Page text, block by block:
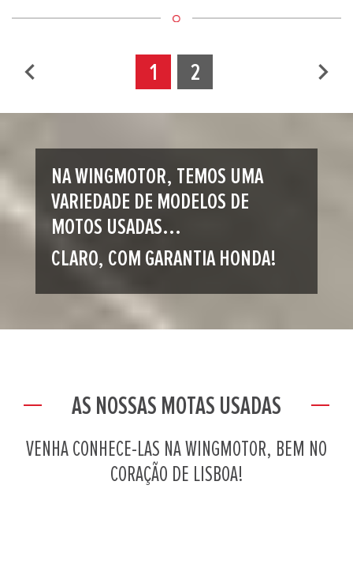
navigate_before navigate_next
1 2
NA WINGMOTOR, TEMOS UMA
VARIEDADE DE MODELOS DE
MOTOS USADAS...
CLARO, COM GARANTIA HONDA!
AS NOSSAS MOTAS USADAS
VENHA CONHECE-LAS NA WINGMOTOR, BEM NO
CORAÇÃO DE LISBOA!